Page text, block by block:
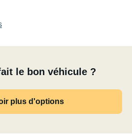
le bon véhicule ?
plus d'options